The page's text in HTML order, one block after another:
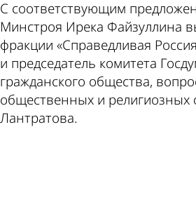
С соответствующим
Минстроя Ирека Файзуллина
фракции «Справедливая
и председатель комитета
гражданского общества,
общественных и религиозных
Лантратова.